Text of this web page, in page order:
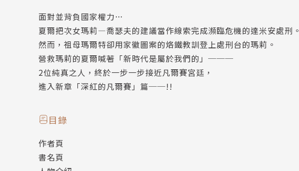
面對並背負國家權力…
夏爾把次女瑪莉—喬瑟夫的建議當作線索完成瀕臨危機的達米安處刑。
然而，祖母瑪爾特卻用家徽圖案的烙鐵教訓登上處刑台的瑪莉。
營救瑪莉的夏爾喊著「新時代是屬於我們的」───
2位純真之人，終於一步一步接近凡爾賽宮廷，
進入新章「深紅的凡爾賽」篇──!!
目錄
作者頁
書名頁